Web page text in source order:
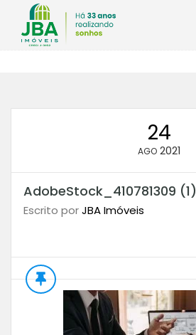
24
AGO 2021
AdobeStock_410781309 (1)
Escrito porJBA Imóveis